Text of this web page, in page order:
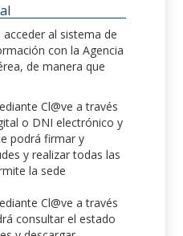
al sistema de
con la Agencia
de manera que
Cl@ve a través
o DNI electrónico y
podrá firmar y
y realizar todas las
la sede
Cl@ve a través
consultar el estado